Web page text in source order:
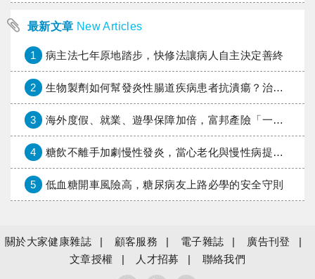
最新文章 New Articles
1 病主法七年原地踏步，快修法讓病人自主決定善終
2 生物製劑如何幫發炎性腸道疾病患者抗潰瘍？治療進展與健保給付困境一次看
3 海外度假、就業、遊學保障加倍，富邦產險「一期逐夢」專案加碼遠距醫療與緊急救援
4 糖飲不離手加劇慢性發炎，當心老化與慢性病提早報到
5 低血糖開車風險高，糖尿病友上路必學的安全守則
關於大家健康雜誌 顧客服務 電子雜誌
廣告刊登
文章授權
人才招募 聯絡我們